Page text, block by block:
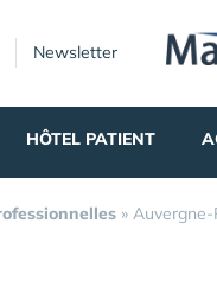
Newsletter
HÔTEL PATIENT
»